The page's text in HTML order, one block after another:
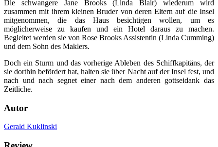
Die schwangere Jane Brooks (Linda Blair) wiederum wird
zusammen mit ihrem kleinen Bruder von deren Eltern auf die Insel
mitgenommen, die das Haus besichtigen wollen, um es
möglicherweise zu kaufen und ein Hotel daraus zu machen.
Begleitet werden sie von Rose Brooks Assistentin (Linda Cumming)
und dem Sohn des Maklers.
Doch ein Sturm und das vorherige Ableben des Schiffkapitäns, der
sie dorthin befördert hat, halten sie über Nacht auf der Insel fest, und
nach und nach segnet einer nach dem anderen gottseidank das
Zeitliche.
Autor
Gerald Kuklinski